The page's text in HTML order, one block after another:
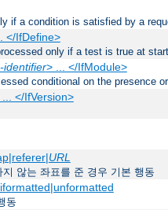
if a condition is satisfied by a
</IfDefine>
only if a test is true at
identifier> ... </IfModule>
conditional on the presence
... </IfVersion>
URL
않는 좌표를 준 경우 기본 행동
동